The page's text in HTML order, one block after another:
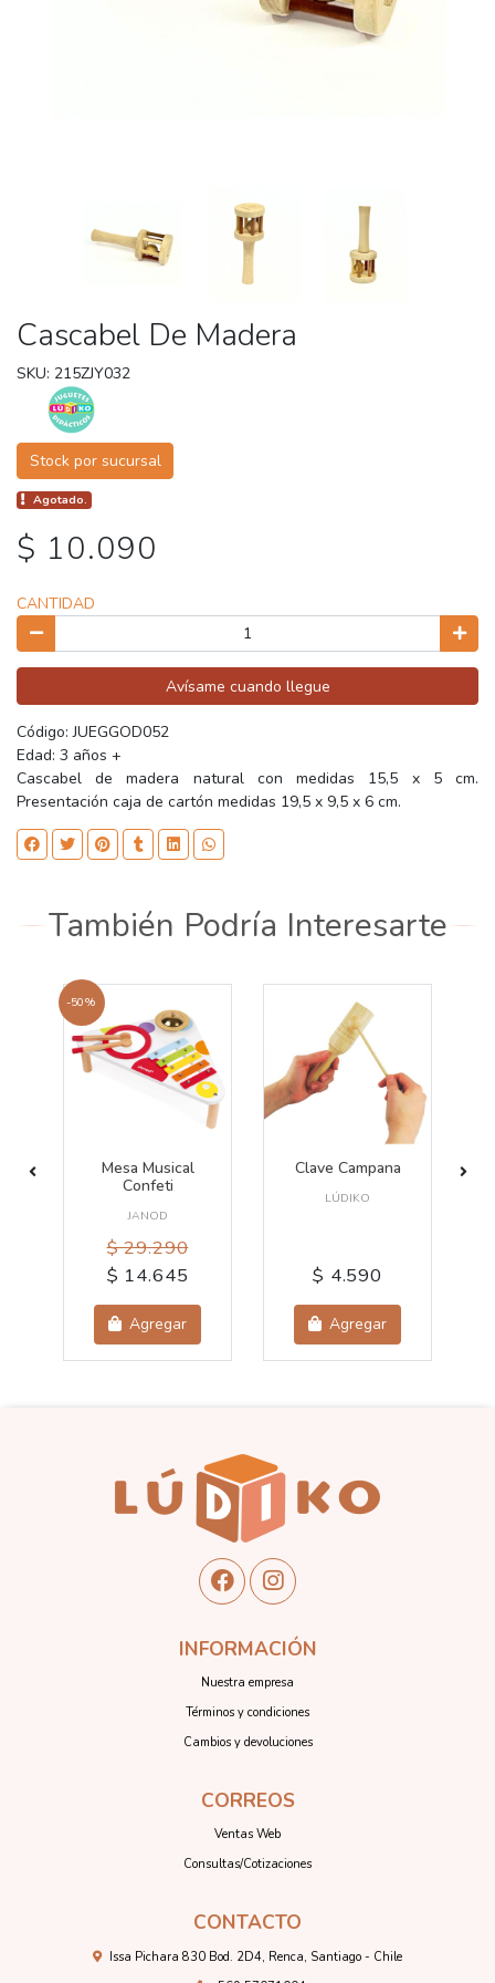
Cascabel De Madera
SKU: 215ZJY032
Stock por sucursal
Agotado.
$ 10.090
CANTIDAD
Avísame cuando llegue
Código: JUEGGOD052
Edad: 3 años +
Cascabel de madera natural con medidas 15,5 x 5 cm.
Presentación caja de cartón medidas 19,5 x 9,5 x 6 cm.
También Podría Interesarte
-50%
Mesa Musical
Confeti
JANOD
$ 29.290
$ 14.645
Agregar
Clave Campana
LÚDIKO
$ 4.590
Agregar
INFORMACIÓN
Nuestra empresa
Términos y condiciones
Cambios y devoluciones
CORREOS
Ventas Web
Consultas/Cotizaciones
CONTACTO
Issa Pichara 830 Bod. 2D4, Renca, Santiago - Chile